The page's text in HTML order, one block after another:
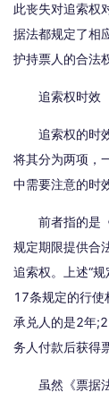
此丧失对追索权
据法都规定了相
护持票人的合法
追索权时效
追索权的时
将其分为两项，
中需要注意的时
前者指的是
规定期限提供合
追索权。上述“
17条规定的行使
承兑人的是2年
务人付款后获得
虽然《票据